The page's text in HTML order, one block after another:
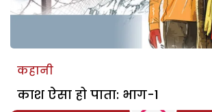
कहानी
काश ऐसा हो पाता: भाग-1